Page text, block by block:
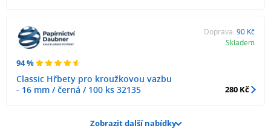
94 %
Classic Hřbety pro kroužkovou vazbu
- 16 mm / černá / 100 ks 32135
Doprava: 90 Kč
Skladem
280 Kč
Zobrazit další nabídky